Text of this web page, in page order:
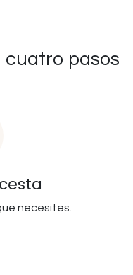
cuatro pasos
necesites.